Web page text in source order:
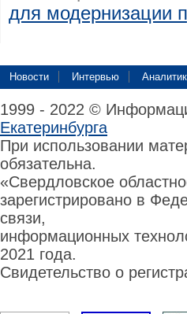
для модернизации
Новости Интервью
1999 - 2022 ©
Екатеринбурга
При использовании
обязательна.
«Свердловское
зарегистрировано в
связи,
информационных
2021 года.
Свидетельство о